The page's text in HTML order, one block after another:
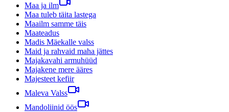
Maa ja ilm
Maa tuleb täita lastega
Maailm samme täis
Maateadus
Madis Mäekalle valss
Maid ja rahvaid maha jättes
Majakavahi armuhüüd
Majakene mere ääres
Majesteet kefiir
Maleva Valss
Mandoliinid öös